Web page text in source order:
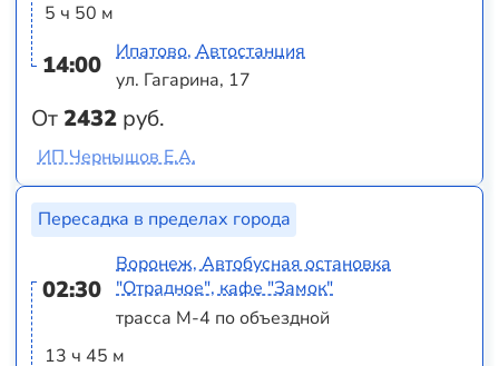
5 ч 50 м
14:00
От2432 руб.
Ипатово, Автостанция
ул. Гагарина, 17
ИП Чернышов Е.А.
Пересадка в пределах города
02:30
13 ч 45 м
Воронеж, Автобусная остановка
"Отрадное", кафе "Замок"
трасса М-4 по объездной